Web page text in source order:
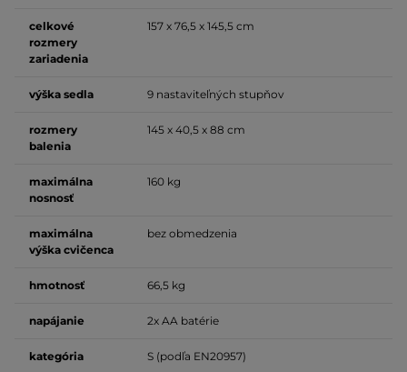
celkové
rozmery
zariadenia
157 x 76,5 x 145,5 cm
výška sedla 9 nastaviteľných stupňov
rozmery
balenia
145 x 40,5 x 88 cm
maximálna
nosnosť
160 kg
maximálna
výška cvičenca
bez obmedzenia
hmotnosť 66,5 kg
napájanie 2x AA batérie
kategória S (podľa EN20957)